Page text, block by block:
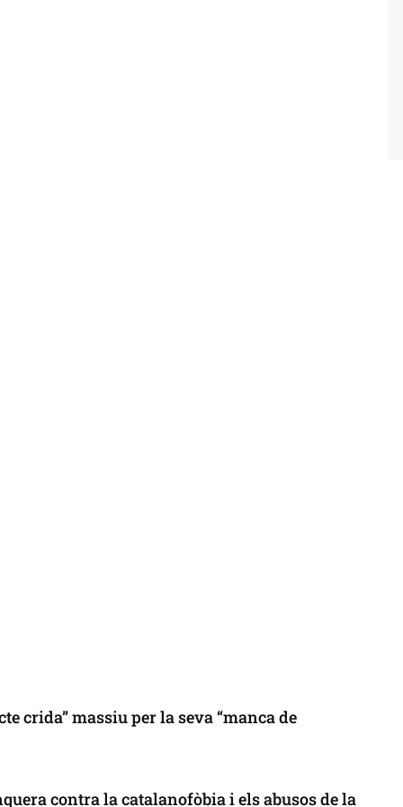
crida” massiu per la seva “manca de
contra la catalanofòbia i els abusos de la